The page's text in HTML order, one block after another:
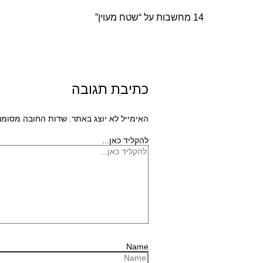
14 מחשבות על “שטח מעוין”
כתיבת תגובה
האימייל לא יוצג באתר. שדות החובה
להקליד כאן...
Name